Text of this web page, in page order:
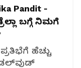
Pandit -
ಬಗ್ಗೆ ನಿಮಗೆ
ಹೆಚ್ಚು